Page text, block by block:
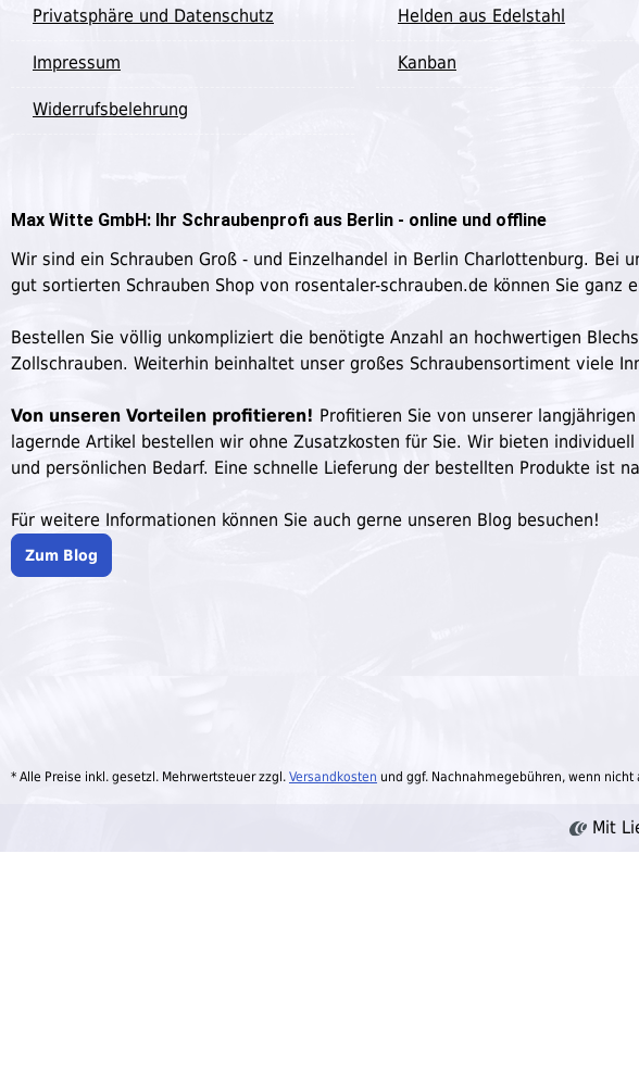
Privatsphäre und Datenschutz
Impressum
Widerrufsbelehrung
Helden aus Edelstahl
Kanban
Max Witte GmbH: Ihr Schraubenprofi aus Berlin - online und offline
Wir sind ein Schrauben Groß - und Einzelhandel in Berlin Charlottenburg. Bei
gut sortierten Schrauben Shop von rosentaler-schrauben.de können Sie ganz
Bestellen Sie völlig unkompliziert die benötigte Anzahl an hochwertigen
Zollschrauben. Weiterhin beinhaltet unser großes Schraubensortiment viele
Von unseren Vorteilen profitieren! Profitieren Sie von unserer
lagernde Artikel bestellen wir ohne Zusatzkosten für Sie. Wir bieten
und persönlichen Bedarf. Eine schnelle Lieferung der bestellten Produkte ist
Für weitere Informationen können Sie auch gerne unseren Blog besuchen!
Zum Blog
* Alle Preise inkl. gesetzl. Mehrwertsteuer zzgl. Versandkosten und ggf. Nachnahmegebühren, wenn nicht
Mit